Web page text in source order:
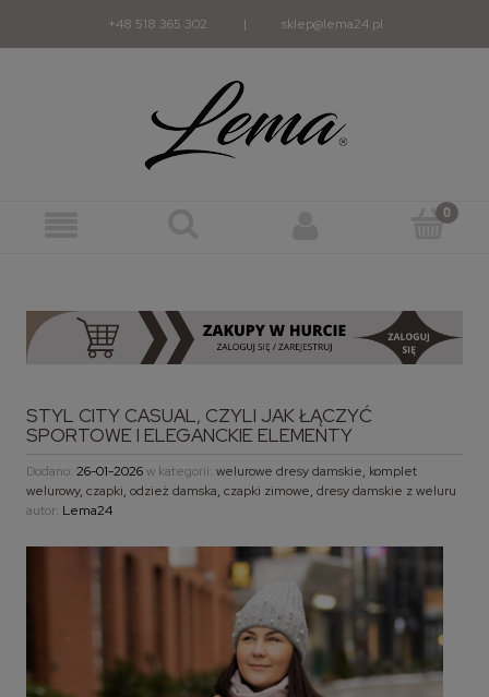
+48 518 365 302 | sklep@lema24.pl
STYL CITY CASUAL, CZYLI JAK ŁĄCZYĆ
SPORTOWE I ELEGANCKIE ELEMENTY
Dodano: 26-01-2026w kategorii: welurowe dresy damskie, komplet
welurowy, czapki, odzież damska, czapki zimowe, dresy damskie z weluru
autor: Lema24